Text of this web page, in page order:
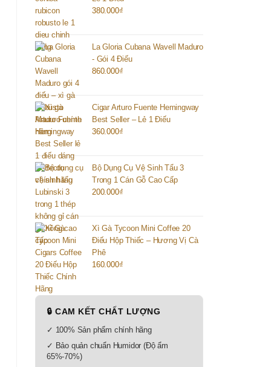
380.000₫
La Gloria Cubana Wavell Maduro
- Gói 4 Điếu
860.000₫
Cigar Arturo Fuente Hemingway
Best Seller – Lẻ 1 Điếu
360.000₫
Bộ Dụng Cụ Vệ Sinh Tẩu 3
Trong 1 Cán Gỗ Cao Cấp
200.000₫
Xì Gà Tycoon Mini Coffee 20
Điếu Hộp Thiếc – Hương Vị Cà
Phê
160.000₫
🔒 CAM KẾT CHẤT LƯỢNG
✓ 100% Sản phẩm chính hãng
✓ Bảo quản chuẩn Humidor (Độ ẩm
65%-70%)